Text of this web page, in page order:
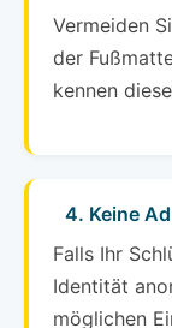
Vermeiden
der
kennen
4. Keine
Falls Ihr
Identität
möglichen